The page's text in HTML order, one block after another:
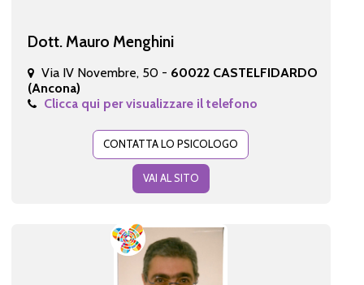
Dott. Mauro Menghini
Via IV Novembre, 50 - 60022 CASTELFIDARDO
(Ancona)
Clicca qui per visualizzare il telefono
CONTATTA LO PSICOLOGO
VAI AL SITO